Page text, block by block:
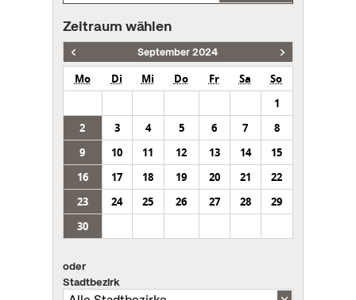
Zeitraum wählen
September 2024
Mo Di Mi Do Fr Sa
So
1
2
3 4 5 6 7
8
9
10 11 12 13 14
15
16
17 18 19 20 21
22
23
24 25 26 27 28
29
30
oder
Stadtbezirk